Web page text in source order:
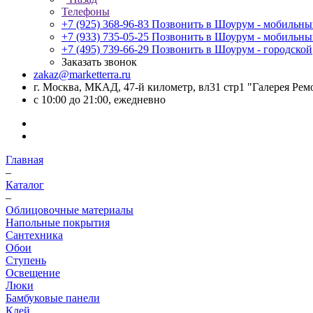
Телефоны
+7 (925) 368-96-83 Позвонить в Шоурум -
+7 (933) 735-05-25 Позвонить в Шоурум -
+7 (495) 739-66-29 Позвонить в Шоурум - городской
Заказать звонок
zakaz@marketterra.ru
г. Москва, МКАД, 47-й километр, вл31 стр1 "Галерея
с 10:00 до 21:00, ежедневно
Главная
–
Каталог
–
Облицовочные материалы
Напольные покрытия
Сантехника
Обои
Ступень
Освещение
Люки
Бамбуковые панели
Клей